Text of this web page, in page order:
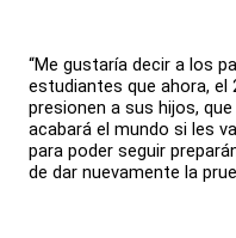
“Me gustaría decir a los
estudiantes que ahora, el
presionen a sus hijos,
acabará el mundo si les
para poder seguir
de dar nuevamente la